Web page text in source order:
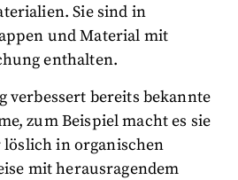
Sie sind in
und Material mit
enthalten.
verbessert bereits bekannte
zum Beispiel macht es sie
löslich in organischen
mit herausragendem